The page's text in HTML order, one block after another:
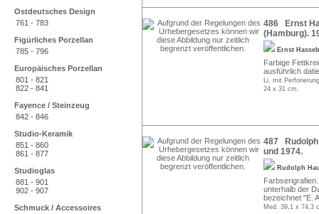
Ostdeutsches Design
761 - 783
Figürliches Porzellan
785 - 796
Europäisches Porzellan
801 - 821
822 - 841
Fayence / Steinzeug
842 - 846
Studio-Keramik
851 - 860
861 - 877
Studioglas
881 - 901
902 - 907
Schmuck / Accessoires
486 Ernst
(Hamburg).
Ernst
Farbige
ausführlich
Li. mit
24 x 31 cm.
487 Rudolph
und 1974.
Rudolph
unterhalb der
bezeichnet "E.
Med. 39,1 x 74,3